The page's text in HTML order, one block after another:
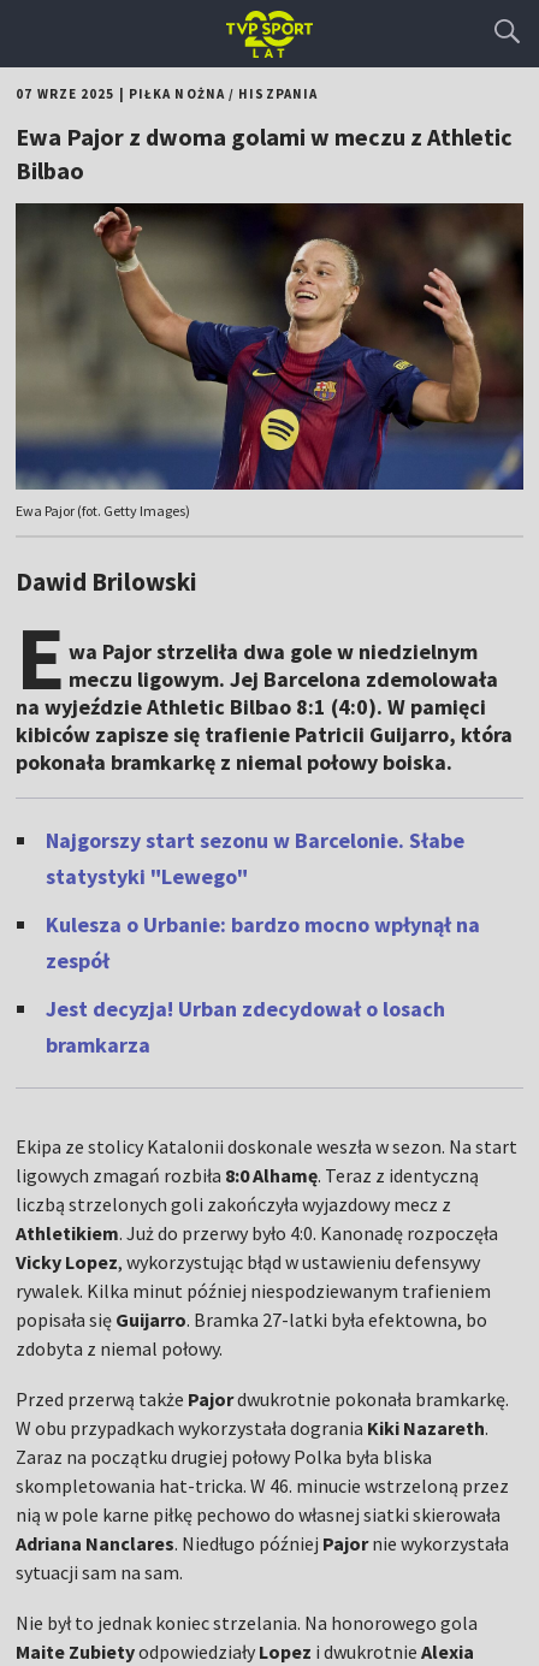
07 WRZE 2025 PIŁKA NOŻNA/ HISZPANIA
Ewa Pajor z dwoma golami w meczu z Athletic
Bilbao
Ewa Pajor (fot. Getty Images)
Dawid Brilowski
E wa Pajor strzeliła dwa gole w niedzielnym
meczu ligowym. Jej Barcelona zdemolowała
na wyjeździe Athletic Bilbao 8:1 (4:0). W pamięci
kibiców zapisze się trafienie Patricii Guijarro, która
pokonała bramkarkę z niemal połowy boiska.
Najgorszy start sezonu w Barcelonie. Słabe
statystyki "Lewego"
Kulesza o Urbanie: bardzo mocno wpłynął na
zespół
Jest decyzja! Urban zdecydował o losach
bramkarza
Ekipa ze stolicy Katalonii doskonale weszła w sezon. Na start
ligowych zmagań rozbiła 8:0 Alhamę. Teraz z identyczną
liczbą strzelonych goli zakończyła wyjazdowy mecz z
Athletikiem. Już do przerwy było 4:0. Kanonadę rozpoczęła
Vicky Lopez, wykorzystując błąd w ustawieniu defensywy
rywalek. Kilka minut później niespodziewanym trafieniem
popisała się Guijarro. Bramka 27-latki była efektowna, bo
zdobyta z niemal połowy.
Przed przerwą także Pajordwukrotnie pokonała bramkarkę.
W obu przypadkach wykorzystała dogrania Kiki Nazareth.
Zaraz na początku drugiej połowy Polka była bliska
skompletowania hat-tricka. W 46. minucie wstrzeloną przez
nią w pole karne piłkę pechowo do własnej siatki skierowała
Adriana Nanclares. Niedługo później Pajornie wykorzystała
sytuacji sam na sam.
Nie był to jednak koniec strzelania. Na honorowego gola
Maite Zubietyodpowiedziały Lopez i dwukrotnieAlexia